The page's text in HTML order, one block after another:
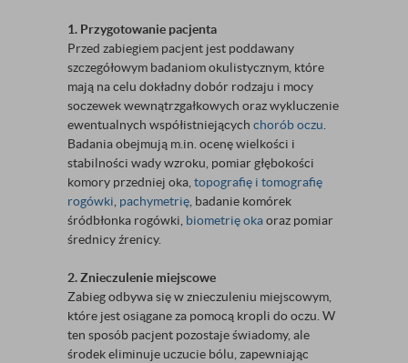
1. Przygotowanie pacjenta
Przed zabiegiem pacjent jest poddawany
szczegółowym badaniom okulistycznym, które
mają na celu dokładny dobór rodzaju i mocy
soczewek wewnątrzgałkowych oraz wykluczenie
ewentualnych współistniejących chorób oczu.
Badania obejmują m.in. ocenę wielkości i
stabilności wady wzroku, pomiar głębokości
komory przedniej oka,topografię i tomografię
rogówki, pachymetrię, badanie komórek
śródbłonka rogówki, biometrię okaoraz pomiar
średnicy źrenicy.
2. Znieczulenie miejscowe
Zabieg odbywa się w znieczuleniu miejscowym,
które jest osiągane za pomocą kropli do oczu. W
ten sposób pacjent pozostaje świadomy, ale
środek eliminuje uczucie bólu, zapewniając